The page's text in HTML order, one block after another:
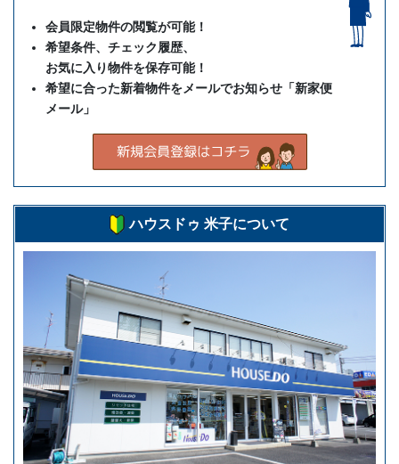
会員限定物件の閲覧が可能！
希望条件、チェック履歴、
お気に入り物件を保存可能！
希望に合った新着物件をメールでお知らせ「新家便
メール」
ハウスドゥ 米子について